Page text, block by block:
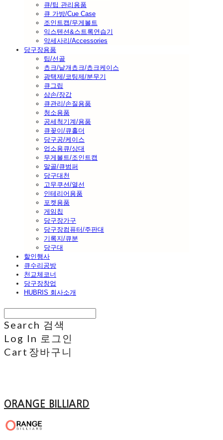
큐/팁 관리용품
큐 가방/Cue Case
조인트캡/무게볼트
익스텐션&스트록연습기
악세사리/Accessories
당구장용품
팁/선골
쵸크/낱개쵸크/쵸크케이스
광택제/코팅제/분무기
큐그립
삼손/장갑
큐관리/손질용품
청소용품
공세척기계/용품
큐꽂이/큐홀더
당구공/케이스
업소용큐/상대
무게볼트/조인트캡
말골/큐범퍼
당구대천
고무쿠션/열선
인테리어용품
포켓용품
게임칩
당구장가구
당구장컴퓨터/주판대
기록지/큐분
당구대
할인행사
큐수리공방
천교체코너
당구장창업
HUBRIS 회사소개
Search 검색
Log In 로그인
Cart 장바구니
ORANGE BILLIARD